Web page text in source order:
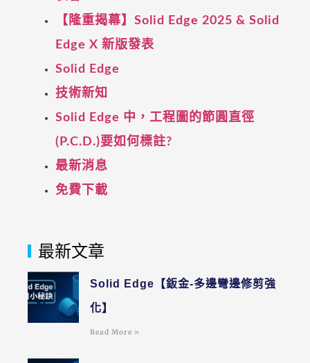
【隆重揭幕】Solid Edge 2025 & Solid
Edge X 新版發表
Solid Edge
技術新知
Solid Edge 中，工程圖的節圓直徑
(P.C.D.)要如何標註?
最新消息
免費下載
最新文章
Solid Edge【鈑金-多邊彎邊修剪強
化】
Read More »